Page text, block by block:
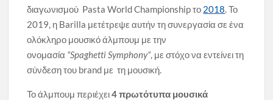
διαγωνισμού Pasta World Championship το 2018. Το
2019, η Barilla μετέτρεψε αυτήν τη συνεργασία σε ένα
ολόκληρο μουσικό άλμπουμ με την
ονομασία “Spaghetti Symphony”, με στόχο να εντείνει τη
σύνδεση του brand με τη μουσική.
Το άλμπουμ περιέχει4 πρωτότυπα μουσικά